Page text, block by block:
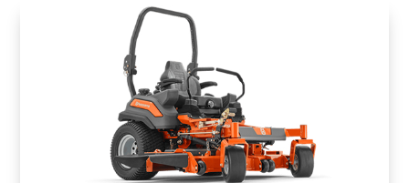
H
ZERO TURN TRAKTOROK